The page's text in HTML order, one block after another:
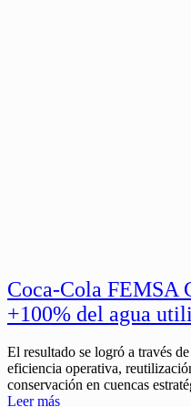
Coca-Cola FEMSA
+100% del agua
El resultado se logró a través
eficiencia operativa,
conservación en cuencas
Leer más